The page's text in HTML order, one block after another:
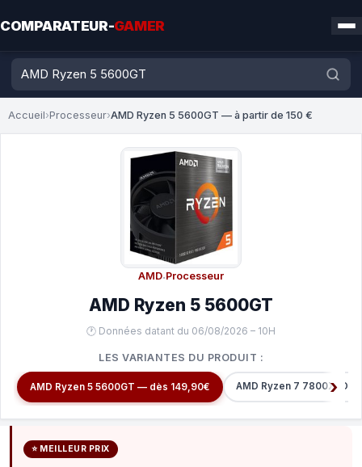
COMPARATEUR-GAMER
Accueil›Processeur›AMD Ryzen 5 5600GT — à partir de 150 €
AMD·Processeur
AMD Ryzen 5 5600GT
🕐 Données datant du 06/08/2026 – 10H
LES VARIANTES DU PRODUIT :
AMD Ryzen 5 5600GT — dès 149,90€ AMD Ryzen 7 7800X3D
⭐ MEILLEUR PRIX